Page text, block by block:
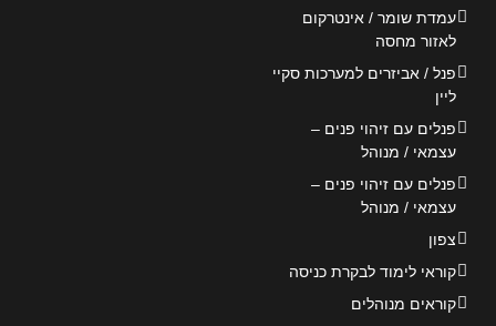
עמדת שומר / אינטרקום
לאזור מחסה
פנל / אביזרים למערכות סקיי
ליין
פנלים עם זיהוי פנים –
עצמאי / מנוהל
פנלים עם זיהוי פנים –
עצמאי / מנוהל
צפון
קוראי לימוד לבקרת כניסה
קוראים מנוהלים